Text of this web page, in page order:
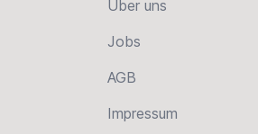
Über uns
Jobs
AGB
Impressum